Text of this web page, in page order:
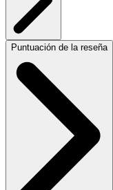
Puntuación de la reseña